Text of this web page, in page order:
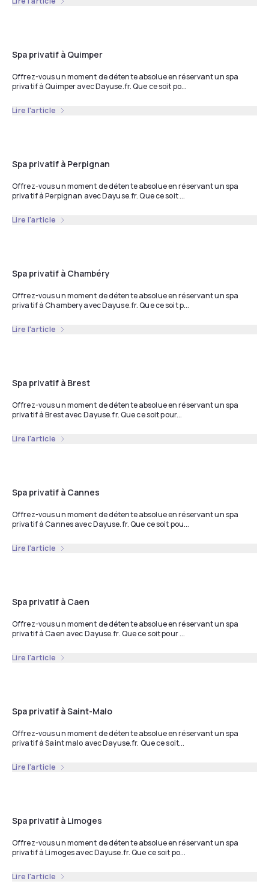
Spa privatif à Quimper
Offrez-vous un moment de détente absolue en réservant un spa
privatif à Quimper avec Dayuse.fr. Que ce soit po...
Lire l'article
Spa privatif à Perpignan
Offrez-vous un moment de détente absolue en réservant un spa
privatif à Perpignan avec Dayuse.fr. Que ce soit ...
Lire l'article
Spa privatif à Chambéry
Offrez-vous un moment de détente absolue en réservant un spa
privatif à Chambery avec Dayuse.fr. Que ce soit p...
Lire l'article
Spa privatif à Brest
Offrez-vous un moment de détente absolue en réservant un spa
privatif à Brest avec Dayuse.fr. Que ce soit pour...
Lire l'article
Spa privatif à Cannes
Offrez-vous un moment de détente absolue en réservant un spa
privatif à Cannes avec Dayuse.fr. Que ce soit pou...
Lire l'article
Spa privatif à Caen
Offrez-vous un moment de détente absolue en réservant un spa
privatif à Caen avec Dayuse.fr. Que ce soit pour ...
Lire l'article
Spa privatif à Saint-Malo
Offrez-vous un moment de détente absolue en réservant un spa
privatif à Saint malo avec Dayuse.fr. Que ce soit...
Lire l'article
Spa privatif à Limoges
Offrez-vous un moment de détente absolue en réservant un spa
privatif à Limoges avec Dayuse.fr. Que ce soit po...
Lire l'article